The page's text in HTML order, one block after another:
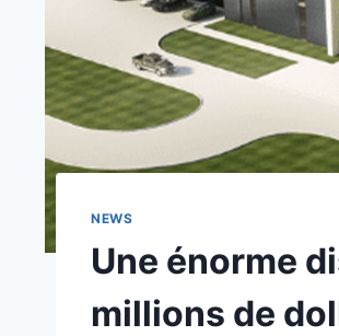
NEWS
Une énorme
millions de